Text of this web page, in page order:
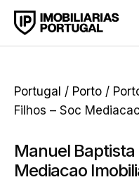
Portugal / Porto /
Filhos – Soc
Manuel Baptista
Mediacao